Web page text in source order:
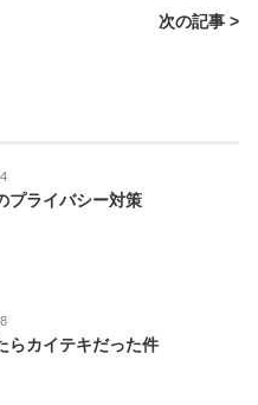
次の記事 >
プライバシー対策
らカイテキだった件